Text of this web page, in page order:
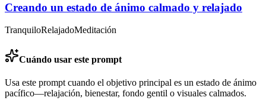
Creando un estado de ánimo calmado y relajado
TranquiloRelajadoMeditación
Cuándo usar este prompt
Usa este prompt cuando el objetivo principal es un estado de ánimo
pacífico—relajación, bienestar, fondo gentil o visuales calmados.